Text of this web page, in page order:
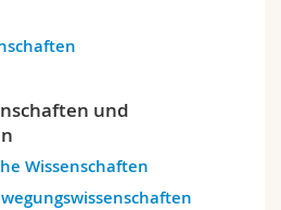
und
Wissenschaften